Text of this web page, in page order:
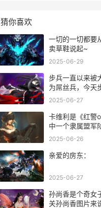
猜你喜欢
一切的一切都要
卖草鞋说起~
2025-06-29
步兵一直以来被
为屌丝兵，今天
为自己正名了。
今天的视频来看
逆袭。
2025-06-27
卡维利是《红警
中一个隶属盟军
的ss级英雄，英
一个战争型英雄
2025-06-26
亲爱的房东：
2025-06-27
孙尚香是个奇女
关孙尚香图片来